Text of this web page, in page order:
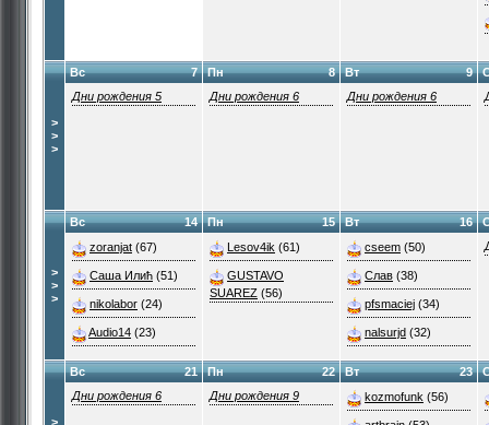
>
>
>
7
Вс
Дни рождения 5
8
Пн
Дни рождения 6
9
Вт
Дни рождения 6
>
>
>
14
Вс
zoranjat (67)
Саша Илић (51)
nikolabor (24)
Audio14 (23)
15
Пн
Lesov4ik (61)
GUSTAVO
SUAREZ (56)
16
Вт
cseem (50)
Слав (38)
pfsmaciej (34)
nalsurjd (32)
>
21
Вс
Дни рождения 6
22
Пн
Дни рождения 9
23
Вт
kozmofunk (56)